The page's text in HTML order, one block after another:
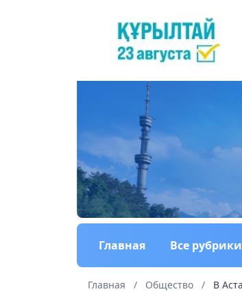
Главная Все рубрики
Главная / Общество / В